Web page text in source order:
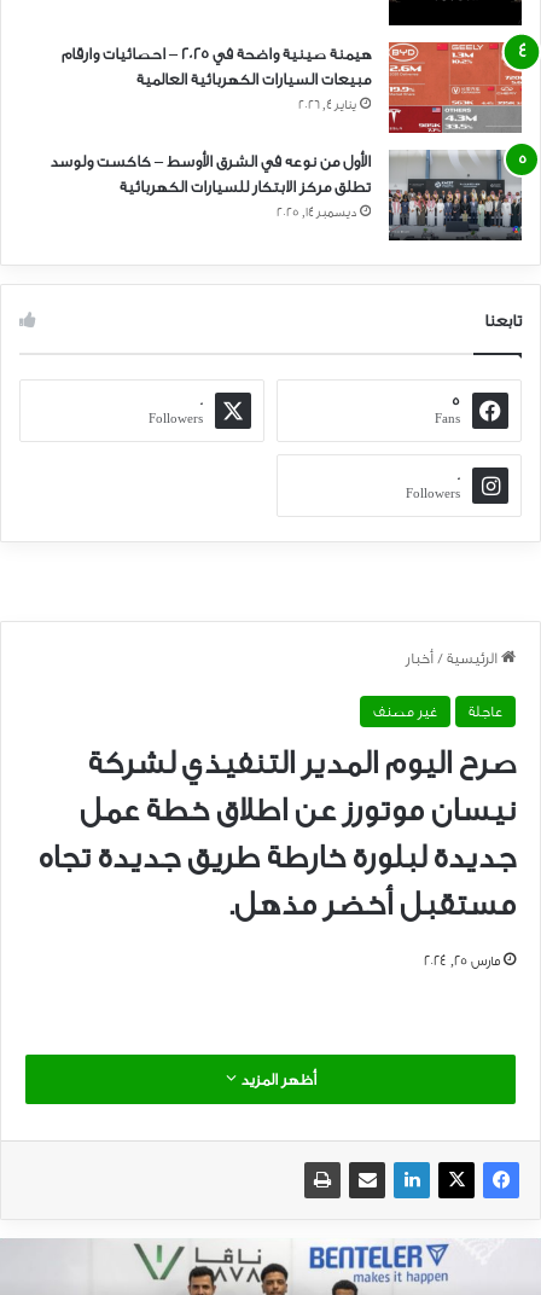
هيمنة صينية واضحة في 2025 – احصائيات وارقام
مبيعات السيارات الكهربائية العالمية
يناير 4, 2026
الأول من نوعه في الشرق الأوسط – كاكست ولوسد
تطلق مركز الابتكار للسيارات الكهربائية
ديسمبر 14, 2025
تابعنا
5
Fans
0
Followers
0
Followers